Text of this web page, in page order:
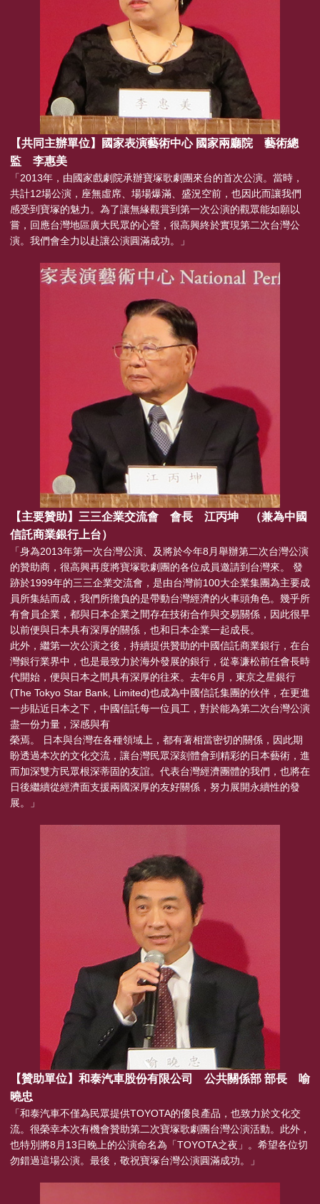
【共同主辦單位】國家表演藝術中心 國家兩廳院 藝術總
監 李惠美
「2013年，由國家戲劇院承辦寶塚歌劇團來台的首次公演。當時，
共計12場公演，座無虛席、場場爆滿、盛況空前，也因此而讓我們
感受到寶塚的魅力。為了讓無緣觀賞到第一次公演的觀眾能如願以
嘗，回應台灣地區廣大民眾的心聲，很高興終於實現第二次台灣公
演。我們會全力以赴讓公演圓滿成功。」
【主要贊助】三三企業交流會 會長 江丙坤 （兼為中國
信託商業銀行上台）
「身為2013年第一次台灣公演、及將於今年8月舉辦第二次台灣公演
的贊助商，很高興再度將寶塚歌劇團的各位成員邀請到台灣來。 發
跡於1999年的三三企業交流會，是由台灣前100大企業集團為主要成
員所集結而成，我們所擔負的是帶動台灣經濟的火車頭角色。幾乎所
有會員企業，都與日本企業之間存在技術合作與交易關係，因此很早
以前便與日本具有深厚的關係，也和日本企業一起成長。
此外，繼第一次公演之後，持續提供贊助的中國信託商業銀行，在台
灣銀行業界中，也是最致力於海外發展的銀行，從辜濂松前任會長時
代開始，便與日本之間具有深厚的往來。去年6月，東京之星銀行
(The Tokyo Star Bank, Limited)也成為中國信託集團的伙伴，在更進
一步貼近日本之下，中國信託每一位員工，對於能為第二次台灣公演
盡一份力量，深感與有
榮焉。 日本與台灣在各種領域上，都有著相當密切的關係，因此期
盼透過本次的文化交流，讓台灣民眾深刻體會到精彩的日本藝術，進
而加深雙方民眾根深蒂固的友誼。代表台灣經濟團體的我們，也將在
日後繼續從經濟面支援兩國深厚的友好關係，努力展開永續性的發
展。」
【贊助單位】和泰汽車股份有限公司 公共關係部 部長 喻
曉忠
「和泰汽車不僅為民眾提供TOYOTA的優良產品，也致力於文化交
流。很榮幸本次有機會贊助第二次寶塚歌劇團台灣公演活動。此外，
也特別將8月13日晚上的公演命名為「TOYOTA之夜」。希望各位切
勿錯過這場公演。最後，敬祝寶塚台灣公演圓滿成功。」